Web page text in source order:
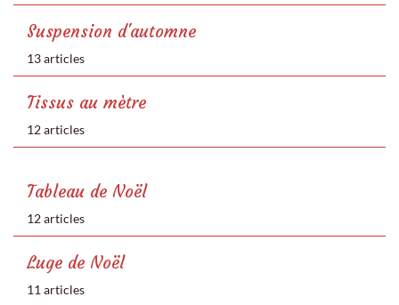
Suspension d'automne
13 articles
Tissus au mètre
12 articles
Tableau de Noël
12 articles
Luge de Noël
11 articles